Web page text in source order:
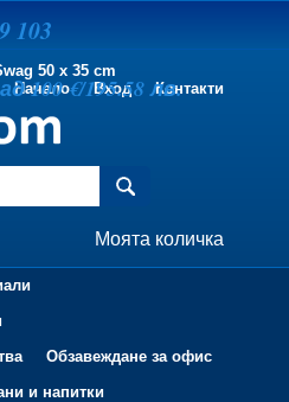
50 x 35 cm
Начало
Вход Контакти
Моята количка
Обзавеждане за офис
и напитки
103
100 €/195.58 лв.